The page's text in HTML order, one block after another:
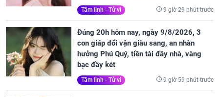
Tâm linh - Tử vi 9 giờ 29 phút trước
Đúng 20h hôm nay, ngày 9/8/2026, 3
con giáp đổi vận giàu sang, an nhàn
hưởng Phú Quý, tiền tài đầy nhà, vàng
bạc đầy két
Tâm linh - Tử vi 9 giờ 59 phút trước